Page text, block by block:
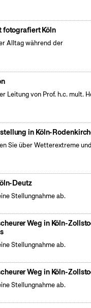
fotografiert Köln
Alltag während der
Leitung von Prof. h.c. mult.
in Köln-
Sie über Wetterextreme
Deutz
Stellungnahme ab.
Weg in Köln-
Stellungnahme ab.
Weg in Köln-
Stellungnahme ab.